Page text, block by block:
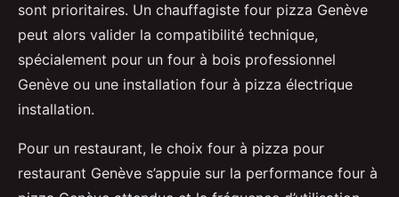
sont prioritaires. Un chauffagiste four pizza Genève
peut alors valider la compatibilité technique,
spécialement pour un four à bois professionnel
Genève ou une installation four à pizza électrique
installation.
Pour un restaurant, le choix four à pizza pour
restaurant Genève s’appuie sur la performance four à